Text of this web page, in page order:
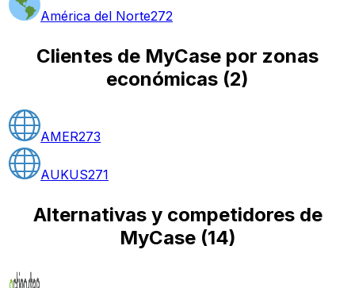
América del Norte272
Clientes de MyCase por zonas
económicas (2)
AMER273
AUKUS271
Alternativas y competidores de
MyCase(14)